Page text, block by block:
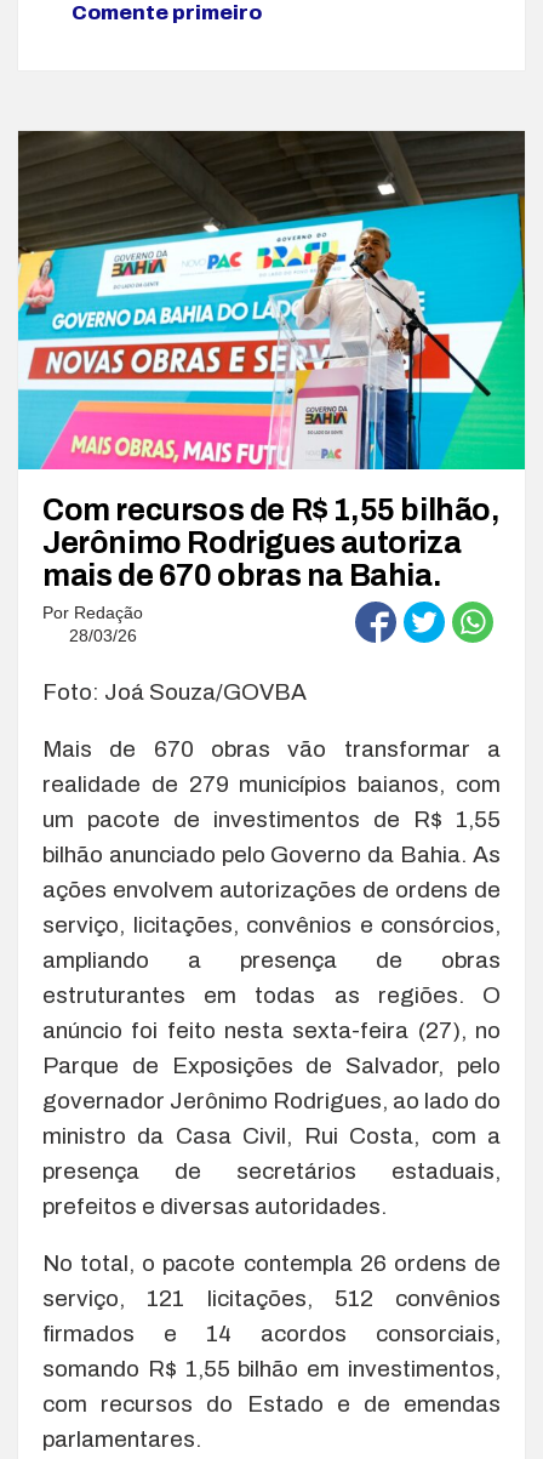
Comente primeiro
Com recursos de R$ 1,55 bilhão,
Jerônimo Rodrigues autoriza
mais de 670 obras na Bahia.
Por Redação
28/03/26
Foto: Joá Souza/GOVBA
Mais de 670 obras vão transformar a
realidade de 279 municípios baianos, com
um pacote de investimentos de R$ 1,55
bilhão anunciado pelo Governo da Bahia. As
ações envolvem autorizações de ordens de
serviço, licitações, convênios e consórcios,
ampliando a presença de obras
estruturantes em todas as regiões. O
anúncio foi feito nesta sexta-feira (27), no
Parque de Exposições de Salvador, pelo
governador Jerônimo Rodrigues, ao lado do
ministro da Casa Civil, Rui Costa, com a
presença de secretários estaduais,
prefeitos e diversas autoridades.
No total, o pacote contempla 26 ordens de
serviço, 121 licitações, 512 convênios
firmados e 14 acordos consorciais,
somando R$ 1,55 bilhão em investimentos,
com recursos do Estado e de emendas
parlamentares.